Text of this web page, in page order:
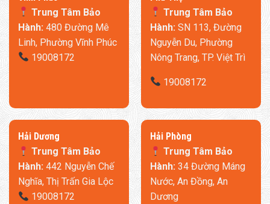
Trung Tâm Bảo
Hành:480 Đường Mê
Linh, Phường Vĩnh Phúc
19008172
Trung Tâm Bảo
Hành:SN 113, Đường
Nguyễn Du, Phường
Nông Trang, TP. Việt Trì
19008172
​Hải Dương
Trung Tâm Bảo
Hành:442 Nguyễn Chế
Nghĩa, Thị Trấn Gia Lộc
19008172
​Hải Phòng
Trung Tâm Bảo
Hành:34 Đường Máng
Nước, An Đồng, An
Dương